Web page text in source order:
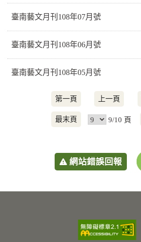
臺南藝文月刊108年07月號
臺南藝文月刊108年06月號
臺南藝文月刊108年05月號
第一頁 上一頁
最末頁 9/10 頁
網站錯誤回報